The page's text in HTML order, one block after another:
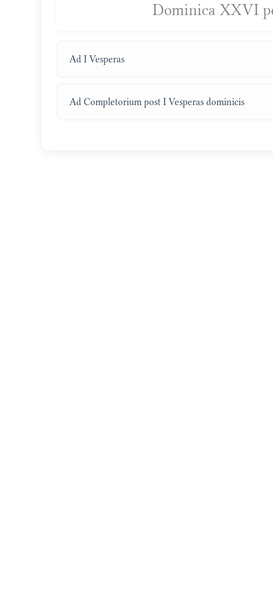
Dominica XXVI
Ad I Vesperas
Ad Completorium post I Vesperas dominicis